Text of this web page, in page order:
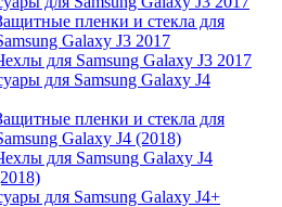
пленки и стекла для
Galaxy J3 2017
для Samsung Galaxy J3 2017
для Samsung Galaxy J4
пленки и стекла для
Galaxy J4 (2018)
для Samsung Galaxy J4
для Samsung Galaxy J4+